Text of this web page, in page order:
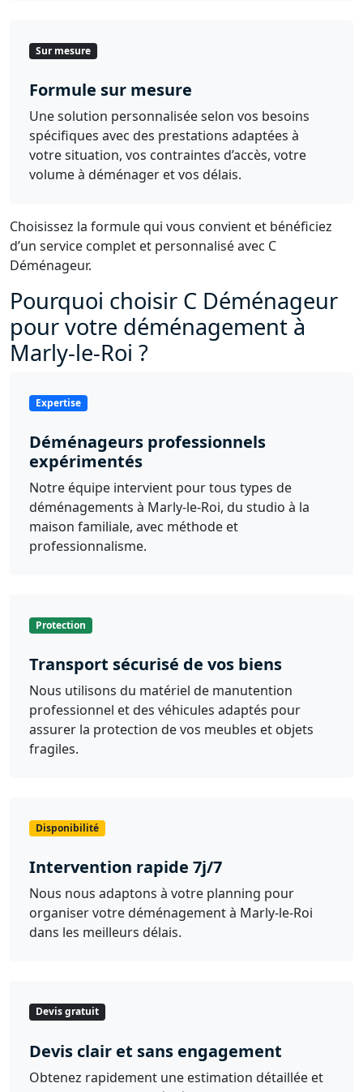
Sur mesure
Formule sur mesure
Une solution personnalisée selon vos besoins
spécifiques avec des prestations adaptées à
votre situation, vos contraintes d’accès, votre
volume à déménager et vos délais.
Choisissez la formule qui vous convient et bénéficiez
d’un service complet et personnalisé avec C
Déménageur.
Pourquoi choisir C Déménageur
pour votre déménagement à
Marly-le-Roi ?
Expertise
Déménageurs professionnels
expérimentés
Notre équipe intervient pour tous types de
déménagements à Marly-le-Roi, du studio à la
maison familiale, avec méthode et
professionnalisme.
Protection
Transport sécurisé de vos biens
Nous utilisons du matériel de manutention
professionnel et des véhicules adaptés pour
assurer la protection de vos meubles et objets
fragiles.
Disponibilité
Intervention rapide 7j/7
Nous nous adaptons à votre planning pour
organiser votre déménagement à Marly-le-Roi
dans les meilleurs délais.
Devis gratuit
Devis clair et sans engagement
Obtenez rapidement une estimation détaillée et